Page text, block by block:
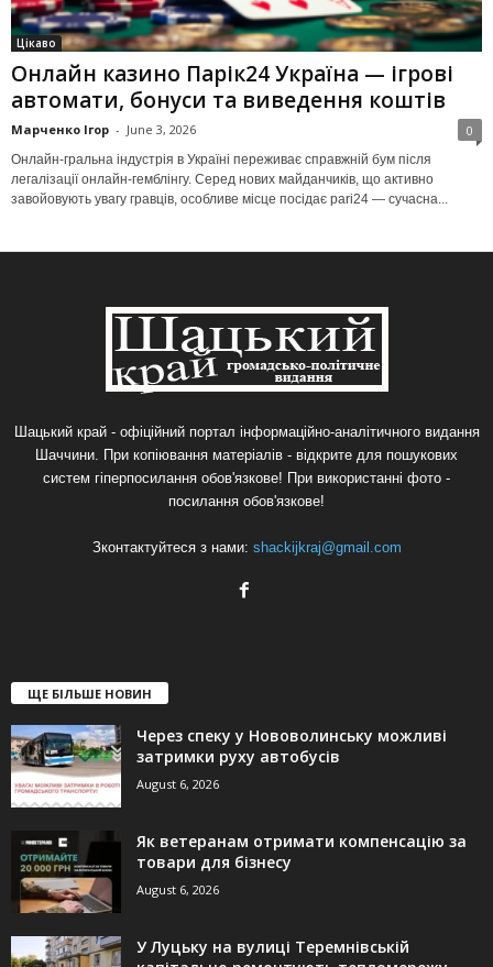
Цікаво
Онлайн казино Парік24 Україна — ігрові
автомати, бонуси та виведення коштів
Марченко Ігор - June 3, 2026 0
Онлайн-гральна індустрія в Україні переживає справжній бум після
легалізації онлайн-гемблінгу. Серед нових майданчиків, що активно
завойовують увагу гравців, особливе місце посідає pari24 — сучасна...
Шацький край - офіційний портал інформаційно-аналітичного видання
Шаччини. При копіювання матеріалів - відкрите для пошукових
систем гіперпосилання обов'язкове! При використанні фото -
посилання обов'язкове!
Зконтактуйтеся з нами: shackijkraj@gmail.com
ЩЕ БІЛЬШЕ НОВИН
Через спеку у Нововолинську можливі
затримки руху автобусів
August 6, 2026
Як ветеранам отримати компенсацію за
товари для бізнесу
August 6, 2026
У Луцьку на вулиці Теремнівській